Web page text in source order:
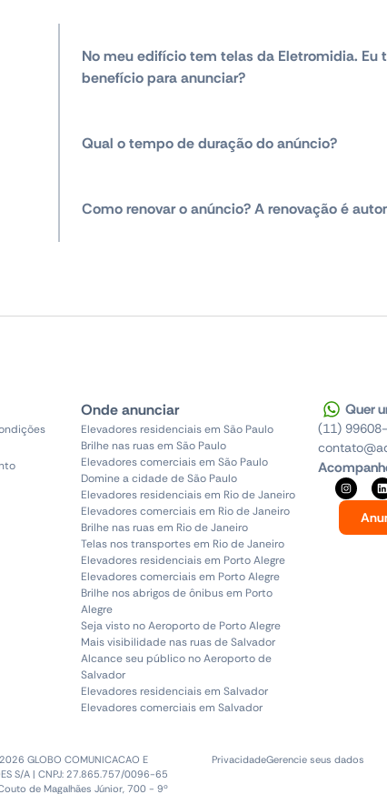
No meu edifício tem telas da Eletromidia. Eu
benefício para anunciar?
Qual o tempo de duração do anúncio?
Como renovar o anúncio? A renovação é
Onde anunciar
Elevadores residenciais em São Paulo
Brilhe nas ruas em São Paulo
Elevadores comerciais em São Paulo
Domine a cidade de São Paulo
Elevadores residenciais em Rio de Janeiro
Elevadores comerciais em Rio de Janeiro
Brilhe nas ruas em Rio de Janeiro
Telas nos transportes em Rio de Janeiro
Elevadores residenciais em Porto Alegre
Elevadores comerciais em Porto Alegre
Brilhe nos abrigos de ônibus em Porto
Alegre
Seja visto no Aeroporto de Porto Alegre
Mais visibilidade nas ruas de Salvador
Alcance seu público no Aeroporto de
Salvador
Elevadores residenciais em Salvador
Elevadores comerciais em Salvador
Quer
(11)
GLOBO COMUNICACAO E
S/A | CNPJ: 27.865.757/0096-65
de Magalhães Júnior, 700 - 9º
PrivacidadeGerencie seus dados